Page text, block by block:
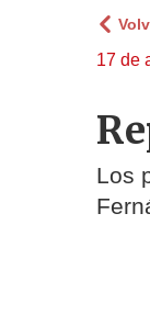
17 de
Los